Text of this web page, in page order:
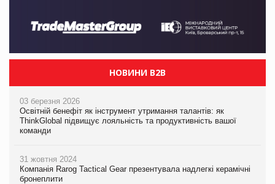
НОВИНИ B2B
03 березня 2026
Освітній бенефіт як інструмент утримання талантів: як
ThinkGlobal підвищує лояльність та продуктивність вашої
команди
31 жовтня 2024
Компанія Rarog Tactical Gear презентувала надлегкі керамічні
бронеплити